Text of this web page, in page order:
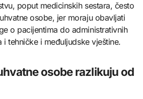
poput medicinskih sestara, često
osobe, jer moraju obavljati
o pacijentima do administrativnih
i tehničke i međuljudske vještine.
osobe razlikuju od